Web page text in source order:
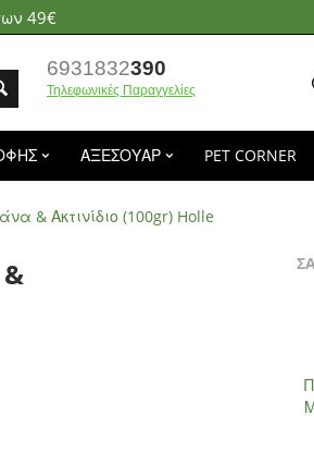
49€
6931832390
Τηλεφωνικές Παραγγελίες
ΑΞΕΣΟΥΑΡ PET CORNER
& Ακτινίδιο (100gr) Holle